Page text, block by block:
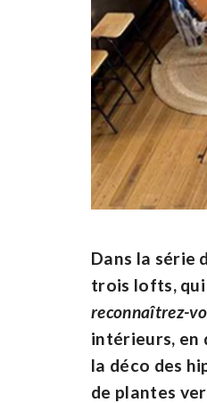
Dans la série
trois lofts,
reconnaîtrez-
intérieurs, en
la déco des
de plantes